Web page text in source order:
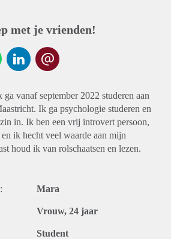
met je vrienden!
vanaf september 2022 studeren aan
Ik ga psychologie studeren en
in. Ik ben een vrij introvert persoon,
ik hecht veel waarde aan mijn
houd ik van rolschaatsen en lezen.
Mara
Vrouw, 24 jaar
Student